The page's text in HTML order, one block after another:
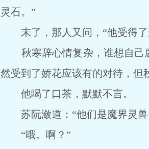
灵石。”
末了，那人又问，“他受得了
秋寒辞心情复杂，谁想自己
然受到了娇花应该有的对待，但
他喝了口茶，默默不言。
苏阮潋道：“他们是魔界灵兽
“哦。啊？”